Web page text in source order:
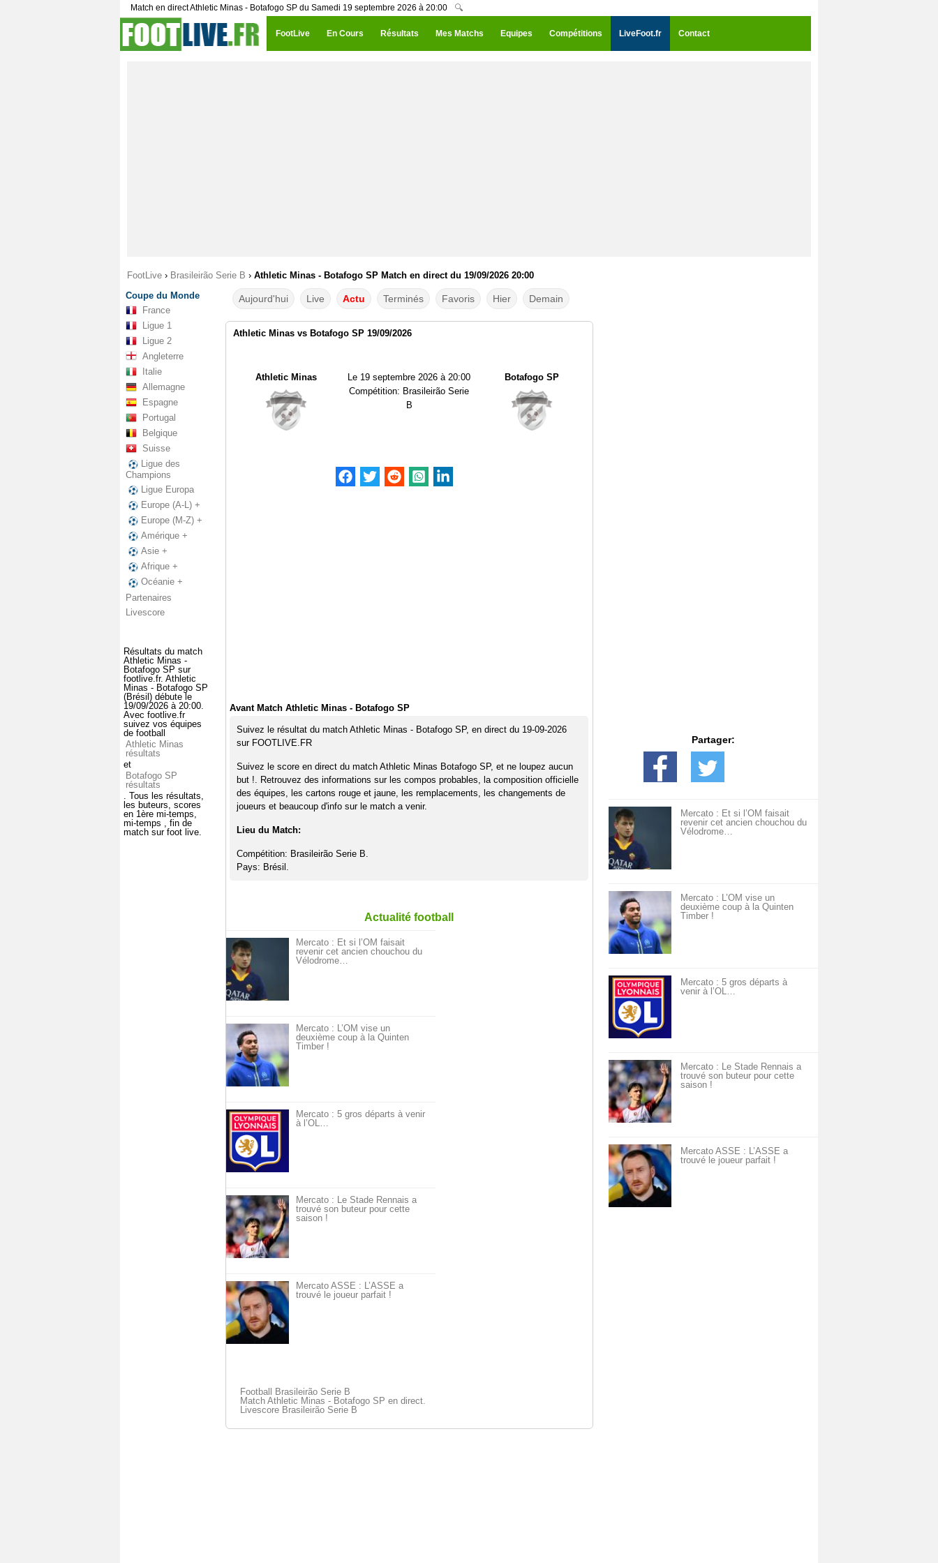
Match en direct Athletic Minas - Botafogo SP du Samedi 19 septembre 2026 à 20:00 🔍
FootLive En Cours Résultats Mes Matchs Equipes Compétitions LiveFoot.fr Contact
FootLive › Brasileirão Serie B › Athletic Minas - Botafogo SP Match en direct du 19/09/2026 20:00
Coupe du Monde
France
Ligue 1
Ligue 2
Angleterre
Italie
Allemagne
Espagne
Portugal
Belgique
Suisse
Ligue des
Champions
Ligue Europa
Europe (A-L) +
Europe (M-Z) +
Amérique +
Asie +
Afrique +
Océanie +
Partenaires
Livescore
Résultats du match
Athletic Minas -
Botafogo SP sur
footlive.fr. Athletic
Minas - Botafogo SP
(Brésil) débute le
19/09/2026 à 20:00.
Avec footlive.fr
suivez vos équipes
de football
Athletic Minas
résultats
et
Botafogo SP
résultats
. Tous les résultats,
les buteurs, scores
en 1ère mi-temps,
mi-temps , fin de
match sur foot live.
Aujourd'hui Live Actu Terminés Favoris Hier Demain
Athletic Minas vs Botafogo SP 19/09/2026
Athletic Minas Le 19 septembre 2026 à 20:00
Compétition: Brasileirão Serie
B
Botafogo SP
Avant Match Athletic Minas - Botafogo SP
Suivez le résultat du match Athletic Minas - Botafogo SP, en direct du 19-09-2026
sur FOOTLIVE.FR
Suivez le score en direct du match Athletic Minas Botafogo SP, et ne loupez aucun
but !. Retrouvez des informations sur les compos probables, la composition officielle
des équipes, les cartons rouge et jaune, les remplacements, les changements de
joueurs et beaucoup d'info sur le match a venir.
Lieu du Match:
Compétition: Brasileirão Serie B.
Pays: Brésil.
Actualité football
Mercato : Et si l’OM faisait
revenir cet ancien chouchou du
Vélodrome…
Mercato : L’OM vise un
deuxième coup à la Quinten
Timber !
Mercato : 5 gros départs à venir
à l’OL…
Mercato : Le Stade Rennais a
trouvé son buteur pour cette
saison !
Mercato ASSE : L’ASSE a
trouvé le joueur parfait !
Football Brasileirão Serie B
Match Athletic Minas - Botafogo SP en direct.
Livescore Brasileirão Serie B
Partager:
Mercato : Et si l’OM faisait
revenir cet ancien chouchou du
Vélodrome…
Mercato : L’OM vise un
deuxième coup à la Quinten
Timber !
Mercato : 5 gros départs à
venir à l’OL…
Mercato : Le Stade Rennais a
trouvé son buteur pour cette
saison !
Mercato ASSE : L’ASSE a
trouvé le joueur parfait !